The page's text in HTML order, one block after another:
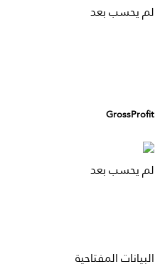
لم يحسب بعد
GrossProfit
لم يحسب بعد
البيانات المفتاحية